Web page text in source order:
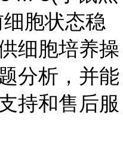
胞状态稳
细胞培养操
分析，并能
持和售后服